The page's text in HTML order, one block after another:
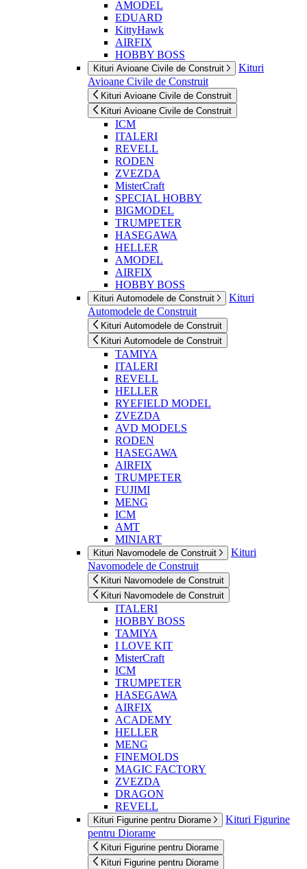
AMODEL
EDUARD
KittyHawk
AIRFIX
HOBBY BOSS
Kituri Avioane Civile de Construit
Kituri
Avioane Civile de Construit
Kituri Avioane Civile de Construit
Kituri Avioane Civile de Construit
ICM
ITALERI
REVELL
RODEN
ZVEZDA
MisterCraft
SPECIAL HOBBY
BIGMODEL
TRUMPETER
HASEGAWA
HELLER
AMODEL
AIRFIX
HOBBY BOSS
Kituri Automodele de Construit
Kituri
Automodele de Construit
Kituri Automodele de Construit
Kituri Automodele de Construit
TAMIYA
ITALERI
REVELL
HELLER
RYEFIELD MODEL
ZVEZDA
AVD MODELS
RODEN
HASEGAWA
AIRFIX
TRUMPETER
FUJIMI
MENG
ICM
AMT
MINIART
Kituri Navomodele de Construit
Kituri
Navomodele de Construit
Kituri Navomodele de Construit
Kituri Navomodele de Construit
ITALERI
HOBBY BOSS
TAMIYA
I LOVE KIT
MisterCraft
ICM
TRUMPETER
HASEGAWA
AIRFIX
ACADEMY
HELLER
MENG
FINEMOLDS
MAGIC FACTORY
ZVEZDA
DRAGON
REVELL
Kituri Figurine pentru Diorame
Kituri Figurine
pentru Diorame
Kituri Figurine pentru Diorame
Kituri Figurine pentru Diorame